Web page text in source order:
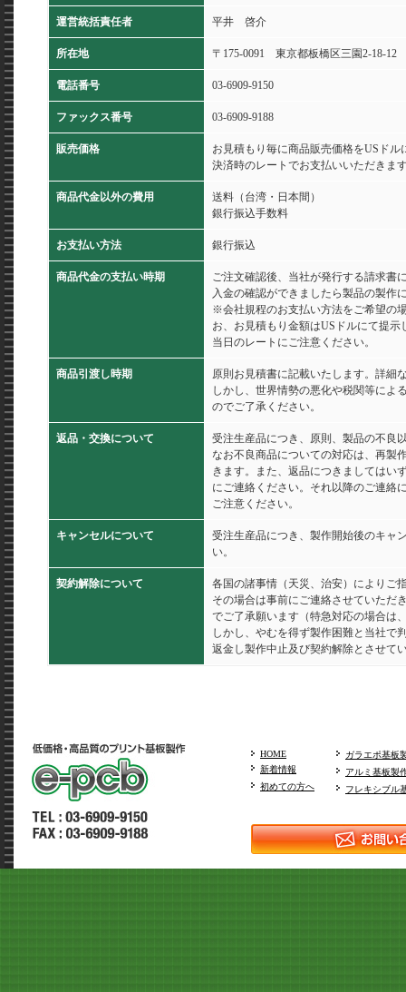
運営統括責任者 平井 啓介
所在地 〒175-0091 東京都板橋区三園2-18-12
電話番号 03-6909-9150
ファックス番号 03-6909-9188
販売価格
お見積もり毎に商品販売価格をUSドル
決済時のレートでお支払いいただきま
商品代金以外の費用
送料（台湾・日本間）
銀行振込手数料
お支払い方法 銀行振込
商品代金の支払い時期
ご注文確認後、当社が発行する請求書
入金の確認ができましたら製品の製作
※会社規程のお支払い方法をご希望の
お、お見積もり金額はUSドルにて提
当日のレートにご注意ください。
商品引渡し時期
原則お見積書に記載いたします。詳細
しかし、世界情勢の悪化や税関等によ
のでご了承ください。
返品・交換について
受注生産品につき、原則、製品の不良
なお不良商品についての対応は、再製
きます。また、返品につきましてはい
にご連絡ください。それ以降のご連絡
ご注意ください。
キャンセルについて
受注生産品につき、製作開始後のキャ
い。
契約解除について
各国の諸事情（天災、治安）によりご
その場合は事前にご連絡させていただ
でご了承願います（特急対応の場合は
しかし、やむを得ず製作困難と当社で
返金し製作中止及び契約解除とさせて
HOME
新着情報
初めての方へ
ガラエポ基板
アルミ基板製
フレキシブル